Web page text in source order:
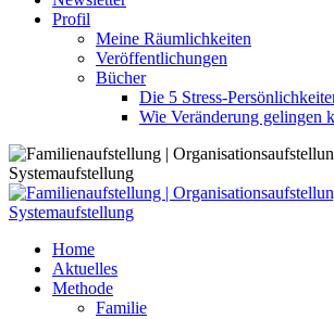
Profil
Meine Räumlichkeiten
Veröffentlichungen
Bücher
Die 5 Stress-
Wie Veränderung gelingen
Home
Aktuelles
Methode
Familie